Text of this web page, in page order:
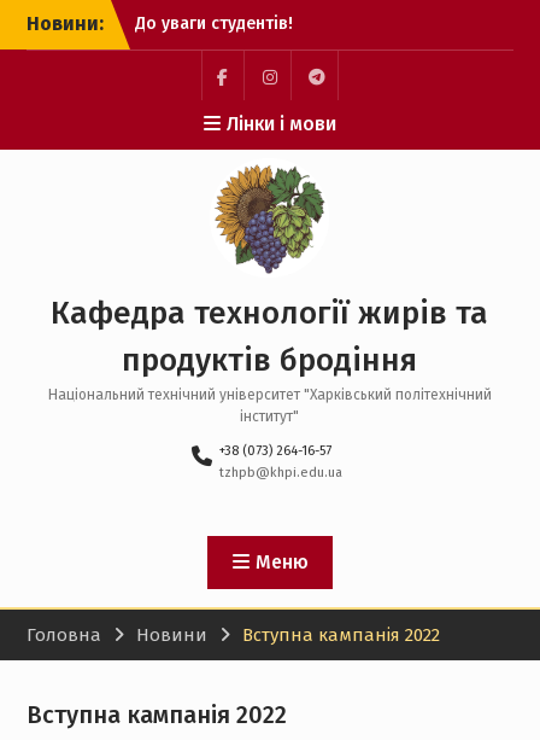
Перейти
Новини:
До уваги студентів!
Вітаємо нашого студента
Кунденка Олександра
Миколайовича з
перемогою у
Міжнародному конкурсі
студентських наукових
Вступайте на
спеціальність G13!
facebookinstagramtelegram
Лінки і мови
Кафедра технології жирів та
продуктів бродіння
Національний технічний університет "Харківський полiтехнiчний
інститут"
+38 (073) 264-16-57
tzhpb@khpi.edu.ua
Меню
Головна Новини Вступна кампанія 2022
Вступна кампанія 2022